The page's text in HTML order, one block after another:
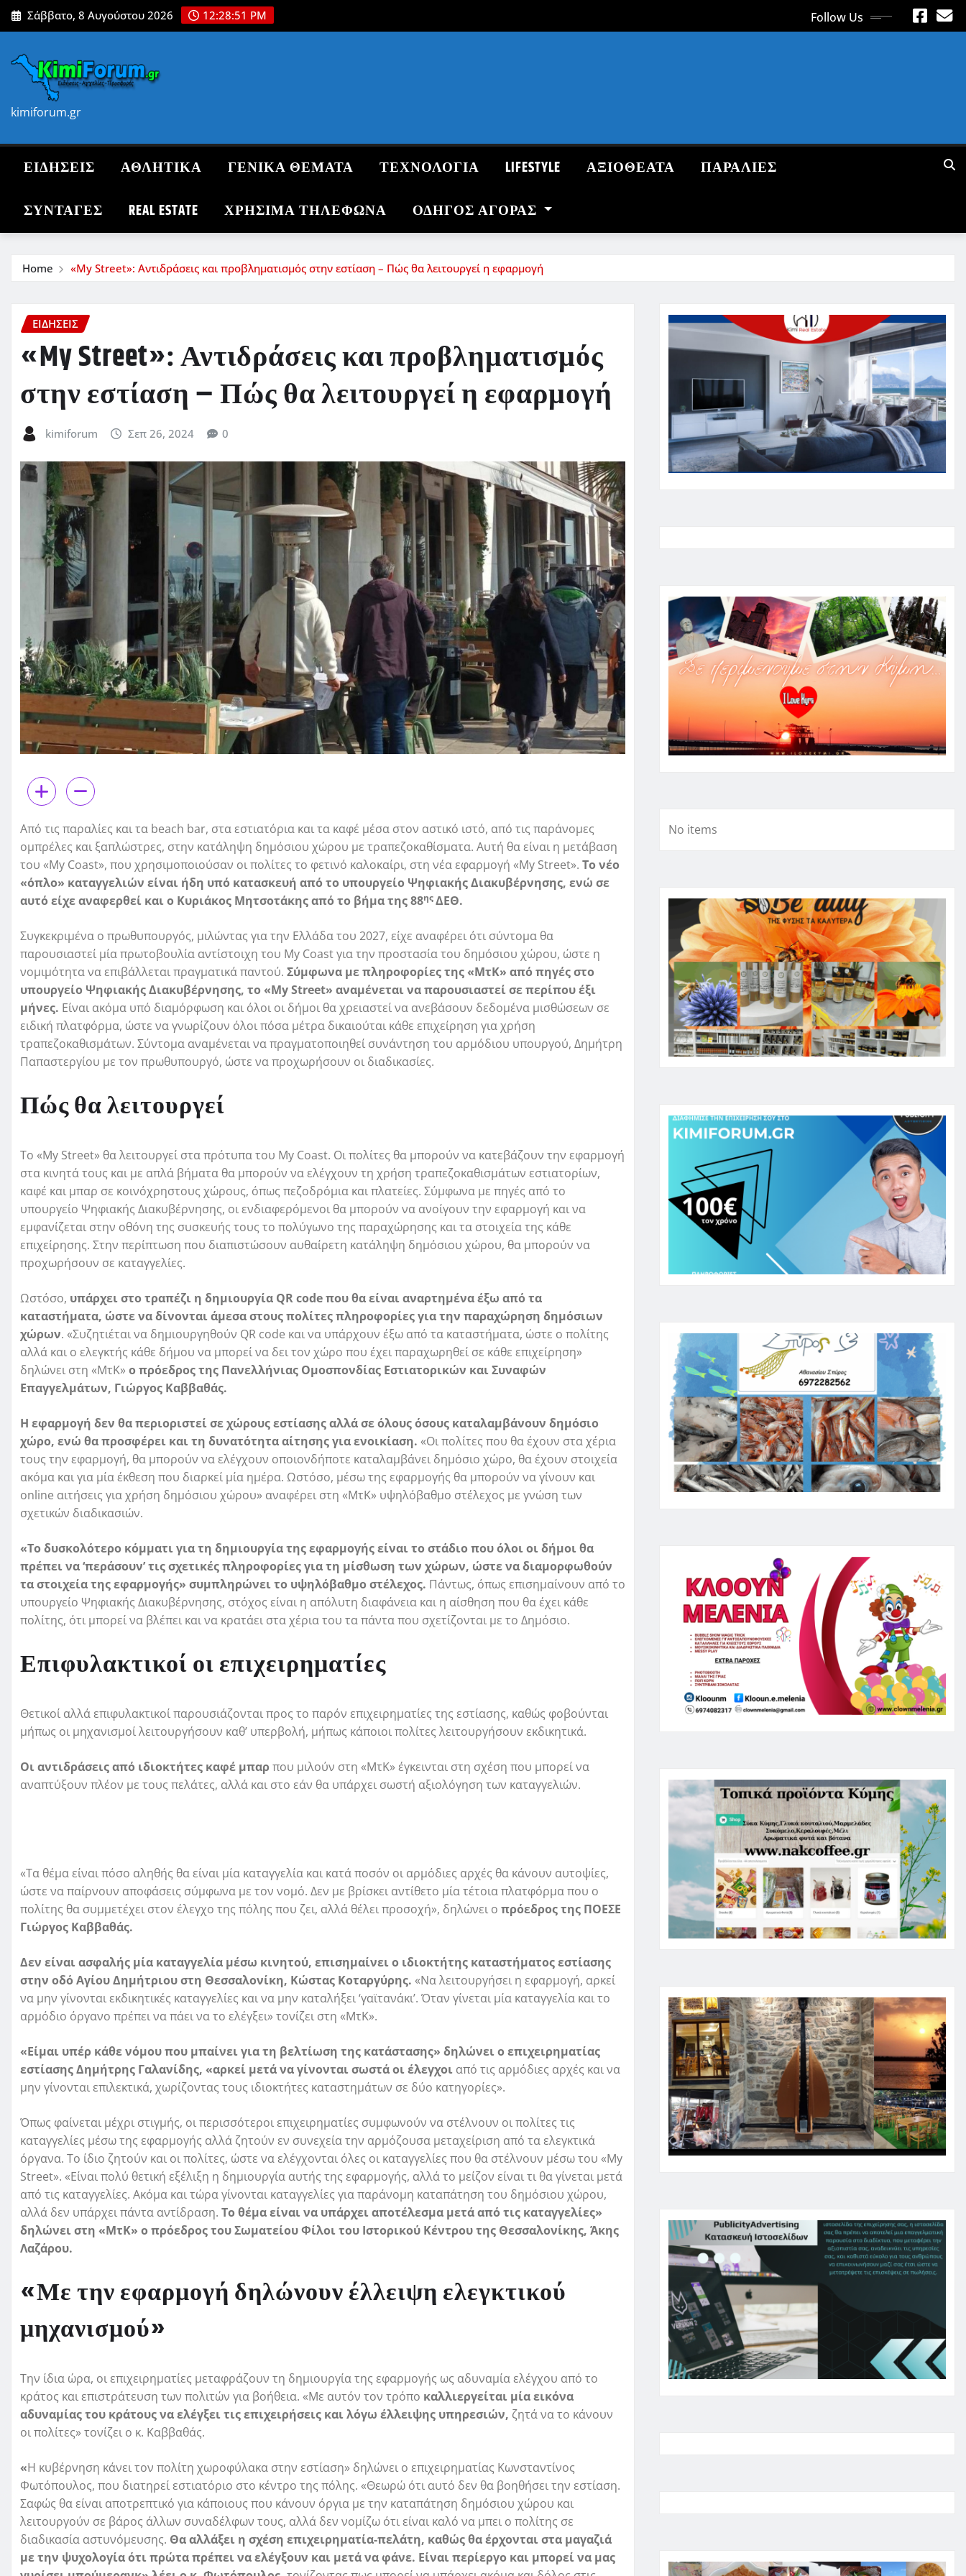
Skip
to
Σάββατο, 8 Αυγούστου 2026 12:28:52 PM Follow Us
kimiforum.gr
ΕΙΔΗΣΕΙΣ ΑΘΛΗΤΙΚΑ ΓΕΝΙΚΑ ΘΕΜΑΤΑ ΤΕΧΝΟΛΟΓΙΑ LIFESTYLE ΑΞΙΟΘΕΑΤΑ ΠΑΡΑΛΙΕΣ
ΣΥΝΤΑΓΈΣ REAL ESTATE ΧΡΗΣΙΜΑ ΤΗΛΕΦΩΝΑ ΟΔΗΓΌΣ ΑΓΟΡΆΣ
Home «My Street»: Αντιδράσεις και προβληματισμός στην εστίαση – Πώς θα λειτουργεί η εφαρμογή
ΕΙΔΗΣΕΙΣ
«My Street»: Αντιδράσεις και προβληματισμός
στην εστίαση – Πώς θα λειτουργεί η εφαρμογή
kimiforum Σεπ 26, 2024 0
Από τις παραλίες και τα beach bar, στα εστιατόρια και τα καφέ μέσα στον αστικό ιστό, από τις παράνομες
ομπρέλες και ξαπλώστρες, στην κατάληψη δημόσιου χώρου με τραπεζοκαθίσματα. Αυτή θα είναι η μετάβαση
του «My Coast», που χρησιμοποιούσαν οι πολίτες το φετινό καλοκαίρι, στη νέα εφαρμογή «My Street». To νέο
«όπλο» καταγγελιών είναι ήδη υπό κατασκευή από το υπουργείο Ψηφιακής ∆ιακυβέρνησης, ενώ σε
αυτό είχε αναφερθεί και ο Κυριάκος Μητσοτάκης από το βήμα της 88ηςΔΕΘ.
Συγκεκριμένα ο πρωθυπουργός, μιλώντας για την Ελλάδα του 2027, είχε αναφέρει ότι σύντομα θα
παρουσιαστεί µία πρωτοβουλία αντίστοιχη του My Coast για την προστασία του δημόσιου χώρου, ώστε η
νομιμότητα να επιβάλλεται πραγματικά παντού. Σύμφωνα με πληροφορίες της «ΜτΚ» από πηγές στο
υπουργείο Ψηφιακής Διακυβέρνησης, το «My Street» αναμένεται να παρουσιαστεί σε περίπου έξι
μήνες. Είναι ακόμα υπό διαμόρφωση και όλοι οι δήμοι θα χρειαστεί να ανεβάσουν δεδομένα μισθώσεων σε
ειδική πλατφόρμα, ώστε να γνωρίζουν όλοι πόσα μέτρα δικαιούται κάθε επιχείρηση για χρήση
τραπεζοκαθισμάτων. Σύντομα αναμένεται να πραγματοποιηθεί συνάντηση του αρμόδιου υπουργού, ∆ηµήτρη
Παπαστεργίου µε τον πρωθυπουργό, ώστε να προχωρήσουν οι διαδικασίες.
Πώς θα λειτουργεί
Το «My Street» θα λειτουργεί στα πρότυπα του My Coast. Οι πολίτες θα μπορούν να κατεβάζουν την εφαρμογή
στα κινητά τους και με απλά βήματα θα μπορούν να ελέγχουν τη χρήση τραπεζοκαθισμάτων εστιατορίων,
καφέ και μπαρ σε κοινόχρηστους χώρους, όπως πεζοδρόμια και πλατείες. Σύμφωνα με πηγές από το
υπουργείο Ψηφιακής Διακυβέρνησης, οι ενδιαφερόμενοι θα μπορούν να ανοίγουν την εφαρμογή και να
εμφανίζεται στην οθόνη της συσκευής τους το πολύγωνο της παραχώρησης και τα στοιχεία της κάθε
επιχείρησης. Στην περίπτωση που διαπιστώσουν αυθαίρετη κατάληψη δημόσιου χώρου, θα μπορούν να
προχωρήσουν σε καταγγελίες.
Ωστόσο, υπάρχει στο τραπέζι η δημιουργία QR code που θα είναι αναρτημένα έξω από τα
καταστήματα, ώστε να δίνονται άμεσα στους πολίτες πληροφορίες για την παραχώρηση δημόσιων
χώρων. «Συζητιέται να δημιουργηθούν QR code και να υπάρχουν έξω από τα καταστήματα, ώστε ο πολίτης
αλλά και ο ελεγκτής κάθε δήμου να μπορεί να δει τον χώρο που έχει παραχωρηθεί σε κάθε επιχείρηση»
δηλώνει στη «ΜτΚ»ο πρόεδρος της Πανελλήνιας Ομοσπονδίας Εστιατορικών και Συναφών
Επαγγελμάτων, Γιώργος Καββαθάς.
Η εφαρμογή δεν θα περιοριστεί σε χώρους εστίασης αλλά σε όλους όσους καταλαμβάνουν δημόσιο
χώρο, ενώ θα προσφέρει και τη δυνατότητα αίτησης για ενοικίαση. «Οι πολίτες που θα έχουν στα χέρια
τους την εφαρμογή, θα μπορούν να ελέγχουν οποιονδήποτε καταλαμβάνει δημόσιο χώρο, θα έχουν στοιχεία
ακόμα και για μία έκθεση που διαρκεί μία ημέρα. Ωστόσο, μέσω της εφαρμογής θα μπορούν να γίνουν και
online αιτήσεις για χρήση δημόσιου χώρου» αναφέρει στη «ΜτΚ» υψηλόβαθμο στέλεχος με γνώση των
σχετικών διαδικασιών.
«Το δυσκολότερο κόμματι για τη δημιουργία της εφαρμογής είναι το στάδιο που όλοι οι δήμοι θα
πρέπει να ‘περάσουν’ τις σχετικές πληροφορίες για τη μίσθωση των χώρων, ώστε να διαμορφωθούν
τα στοιχεία της εφαρμογής» συμπληρώνει το υψηλόβαθμο στέλεχος. Πάντως, όπως επισημαίνουν από το
υπουργείο Ψηφιακής Διακυβέρνησης, στόχος είναι η απόλυτη διαφάνεια και η αίσθηση που θα έχει κάθε
πολίτης, ότι μπορεί να βλέπει και να κρατάει στα χέρια του τα πάντα που σχετίζονται με το Δημόσιο.
Επιφυλακτικοί οι επιχειρηματίες
Θετικοί αλλά επιφυλακτικοί παρουσιάζονται προς το παρόν επιχειρηματίες της εστίασης, καθώς φοβούνται
μήπως οι μηχανισμοί λειτουργήσουν καθ’ υπερβολή, μήπως κάποιοι πολίτες λειτουργήσουν εκδικητικά.
Οι αντιδράσεις από ιδιοκτήτες καφέ μπαρ που μιλούν στη «ΜτΚ» έγκεινται στη σχέση που μπορεί να
αναπτύξουν πλέον με τους πελάτες, αλλά και στο εάν θα υπάρχει σωστή αξιολόγηση των καταγγελιών.
«Τα θέμα είναι πόσο αληθής θα είναι μία καταγγελία και κατά ποσόν οι αρμόδιες αρχές θα κάνουν αυτοψίες,
ώστε να παίρνουν αποφάσεις σύμφωνα με τον νομό. Δεν με βρίσκει αντίθετο μία τέτοια πλατφόρμα που ο
πολίτης θα συμμετέχει στον έλεγχο της πόλης που ζει, αλλά θέλει προσοχή», δηλώνει ο πρόεδρος της ΠΟΕΣΕ
Γιώργος Καββαθάς.
Δεν είναι ασφαλής μία καταγγελία μέσω κινητού, επισημαίνει ο ιδιοκτήτης καταστήματος εστίασης
στην οδό Αγίου Δημήτριου στη Θεσσαλονίκη, Κώστας Κοταργύρης. «Να λειτουργήσει η εφαρμογή, αρκεί
να μην γίνονται εκδικητικές καταγγελίες και να μην καταλήξει ‘γαϊτανάκι’. Όταν γίνεται μία καταγγελία και το
αρμόδιο όργανο πρέπει να πάει να το ελέγξει» τονίζει στη «ΜτΚ».
«Είμαι υπέρ κάθε νόμου που μπαίνει για τη βελτίωση της κατάστασης» δηλώνει ο επιχειρηματίας
εστίασης Δημήτρης Γαλανίδης, «αρκεί μετά να γίνονται σωστά οι έλεγχοι από τις αρμόδιες αρχές και να
μην γίνονται επιλεκτικά, χωρίζοντας τους ιδιοκτήτες καταστημάτων σε δύο κατηγορίες».
Όπως φαίνεται μέχρι στιγμής, οι περισσότεροι επιχειρηματίες συμφωνούν να στέλνουν οι πολίτες τις
καταγγελίες μέσω της εφαρμογής αλλά ζητούν εν συνεχεία την αρμόζουσα μεταχείριση από τα ελεγκτικά
όργανα. Το ίδιο ζητούν και οι πολίτες, ώστε να ελέγχονται όλες οι καταγγελίες που θα στέλνουν μέσω του «My
Street». «Είναι πολύ θετική εξέλιξη η δημιουργία αυτής της εφαρμογής, αλλά το μείζον είναι τι θα γίνεται μετά
από τις καταγγελίες. Ακόμα και τώρα γίνονται καταγγελίες για παράνομη καταπάτηση του δημόσιου χώρου,
αλλά δεν υπάρχει πάντα αντίδραση. Το θέμα είναι να υπάρχει αποτέλεσμα μετά από τις καταγγελίες»
δηλώνει στη «ΜτΚ» ο πρόεδρος του Σωματείου Φίλοι του Ιστορικού Κέντρου της Θεσσαλονίκης, Άκης
Λαζάρου.
«Με την εφαρμογή δηλώνουν έλλειψη ελεγκτικού
μηχανισμού»
Την ίδια ώρα, οι επιχειρηματίες μεταφράζουν τη δημιουργία της εφαρμογής ως αδυναμία ελέγχου από το
κράτος και επιστράτευση των πολιτών για βοήθεια. «Με αυτόν τον τρόπο καλλιεργείται μία εικόνα
αδυναμίας του κράτους να ελέγξει τις επιχειρήσεις και λόγω έλλειψης υπηρεσιών, ζητά να το κάνουν
οι πολίτες» τονίζει ο κ. Καββαθάς.
«Η κυβέρνηση κάνει τον πολίτη χωροφύλακα στην εστίαση» δηλώνει ο επιχειρηματίας Κωνσταντίνος
Φωτόπουλος, που διατηρεί εστιατόριο στο κέντρο της πόλης. «Θεωρώ ότι αυτό δεν θα βοηθήσει την εστίαση.
Σαφώς θα είναι αποτρεπτικό για κάποιους που κάνουν όργια με την καταπάτηση δημόσιου χώρου και
λειτουργούν σε βάρος άλλων συναδέλφων τους, αλλά δεν νομίζω ότι είναι καλό να μπει ο πολίτης σε
διαδικασία αστυνόμευσης. Θα αλλάξει η σχέση επιχειρηματία-πελάτη, καθώς θα έρχονται στα μαγαζιά
με την ψυχολογία ότι πρώτα πρέπει να ελέγξουν και μετά να φάνε. Είναι περίεργο και μπορεί να μας
No items